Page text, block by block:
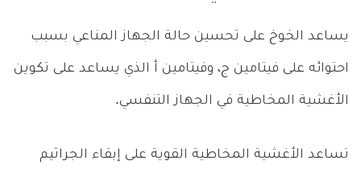
يساعد الخوخ على تحسين حالة الجهاز المناعي بسبب
احتوائه على فيتامين ج، وفيتامين أ الذي يساعد على تكوين
الأغشية المخاطية في الجهاز التنفسي.
تساعد الأغشية المخاطية القوية على إبقاء الجراثيم